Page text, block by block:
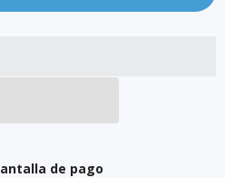
de pago